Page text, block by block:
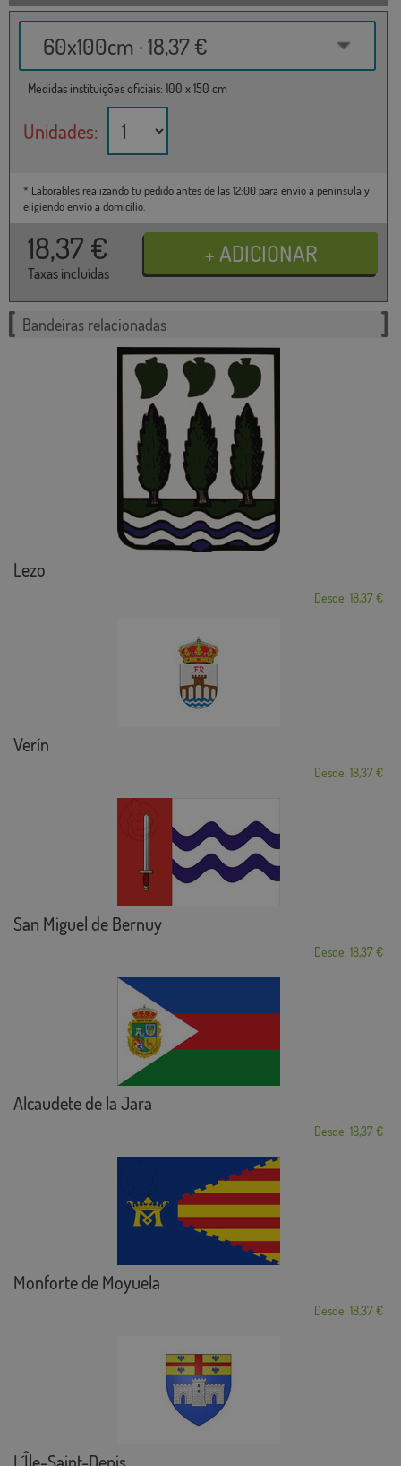
60x100cm · 18,37 €
Medidas instituições oficiais: 100 x 150 cm
Unidades:
* Laborables realizando tu pedido antes de las 12:00 para envío a península y
eligiendo envío a domicilio.
18,37 €
Taxas incluídas
Bandeiras relacionadas
Lezo
Desde: 18,37 €
Verín
Desde: 18,37 €
San Miguel de Bernuy
Desde: 18,37 €
Alcaudete de la Jara
Desde: 18,37 €
Monforte de Moyuela
Desde: 18,37 €